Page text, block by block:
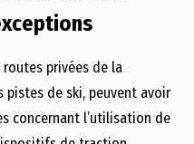
privées de la
pistes de ski, peuvent avoir
concernant l’utilisation de